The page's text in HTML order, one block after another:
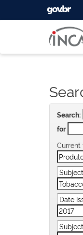
GOVBR
Search:
for
Current